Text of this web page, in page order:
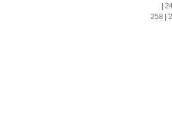
258